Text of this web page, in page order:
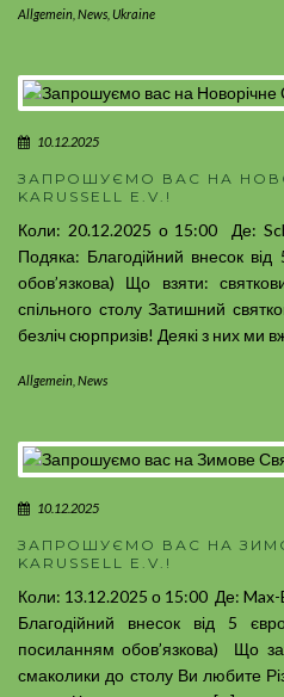
Allgemein News Ukraine
10.12.2025
ЗАПРОШУЄМО ВАС НА
KARUSSELL E.V.!
Коли: 20.12.2025 о 15:00 ️ Де:
Подяка: Благодійний внесок
обов’язкова) Що взяти:
спільного столу Затишний
безліч сюрпризів! Деякі з них ми
Allgemein News
10.12.2025
ЗАПРОШУЄМО ВАС НА
KARUSSELL E.V.!
Коли: 13.12.2025 о 15:00 ️ Де:
Благодійний внесок від 5
посиланням обов’язкова) Що
смаколики до столу Ви любите